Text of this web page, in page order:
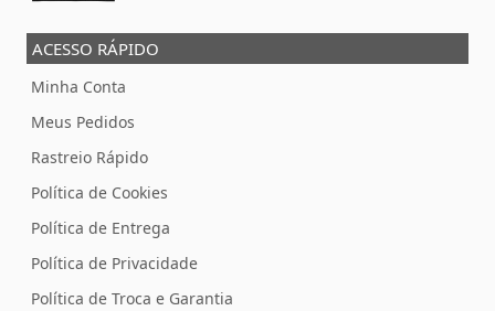
ACESSO RÁPIDO
Minha Conta
Meus Pedidos
Rastreio Rápido
Política de Cookies
Política de Entrega
Política de Privacidade
Política de Troca e Garantia